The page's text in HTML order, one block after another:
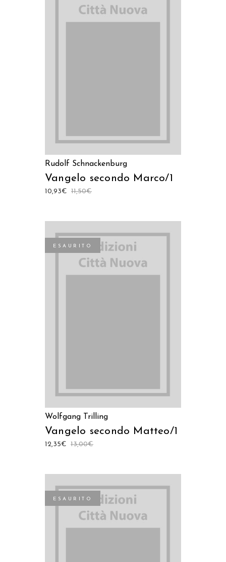
Rudolf Schnackenburg
Vangelo secondo Marco/1
11,50€
10,93€
ESAURITO
Wolfgang Trilling
Vangelo secondo Matteo/1
13,00€
12,35€
ESAURITO